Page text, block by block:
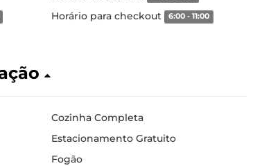
Horário para checkout 6:00 - 11:00
Cozinha Completa
Estacionamento Gratuito
Fogão